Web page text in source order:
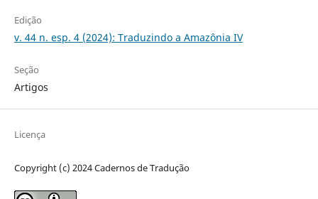
Edição
v. 44 n. esp. 4 (2024): Traduzindo a Amazônia IV
Seção
Artigos
Licença
Copyright (c) 2024 Cadernos de Tradução